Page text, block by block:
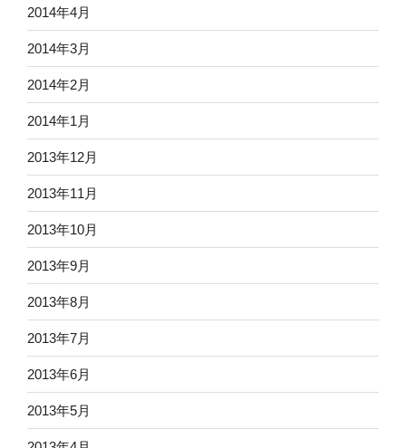
2014年4月
2014年3月
2014年2月
2014年1月
2013年12月
2013年11月
2013年10月
2013年9月
2013年8月
2013年7月
2013年6月
2013年5月